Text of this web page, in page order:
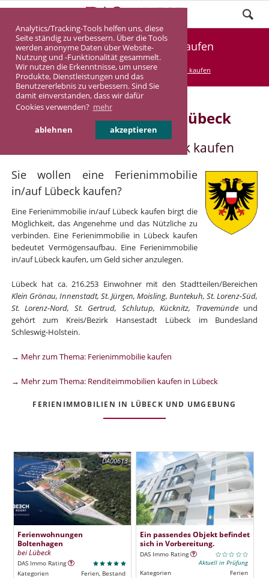
Analytics/Tracking-Tools helfen uns, diese
Seite ständig zu verbessern. Über die Tools
werden anonyme Daten über Website-
Nutzung und -Funktionalität gesammelt.
Wir nutzen die Erkenntnisse, um unsere
Produkte, Dienstleistungen und das
Benutzererlebnis zu verbessern. Sind Sie
damit einverstanden, dass wir dafür
Cookies verwenden? mehr
ablehnen akzeptieren
Ferienimmobilie Lübeck kaufen
DASINVEST Service Ferienimmobilie kaufen
Ferienimmobilie in/auf Lübeck
Ferienimmobilie in/auf Lübeck kaufen
Sie wollen eine Ferienimmobilie
in/auf Lübeck kaufen?
Eine Ferienimmobilie in/auf Lübeck kaufen birgt die
Möglichkeit, das Angenehme und das Nützliche zu
verbinden. Eine Ferienimmobilie in Lübeck kaufen
bedeutet Vermögensaufbau. Eine Ferienimmobilie
in/auf Lübeck kaufen, um Geld sicher anzulegen.
Lübeck hat ca. 216.253 Einwohner mit den Stadtteilen/Bereichen
Klein Grönau, Innenstadt, St. Jürgen, Moisling, Buntekuh, St. Lorenz-Süd,
St. Lorenz-Nord, St. Gertrud, Schlutup, Kücknitz, Travemündeund
gehört zum Kreis/Bezirk Hansestadt Lübeck im Bundesland
Schleswig-Holstein.
→ Mehr zum Thema: Ferienimmobilie kaufen
→ Mehr zum Thema: Renditeimmobilien kaufen in Lübeck
FERIENIMMOBILIEN IN LÜBECK UND UMGEBUNG
DA00613
Ferienwohnungen
Boltenhagen
bei Lübeck
DAS Immo Rating
Kategorien
Ferien, Bestand
Ein passendes Objekt befindet
sich in Vorbereitung.
DAS Immo Rating
Aktuell in Prüfung
Kategorien
Ferien